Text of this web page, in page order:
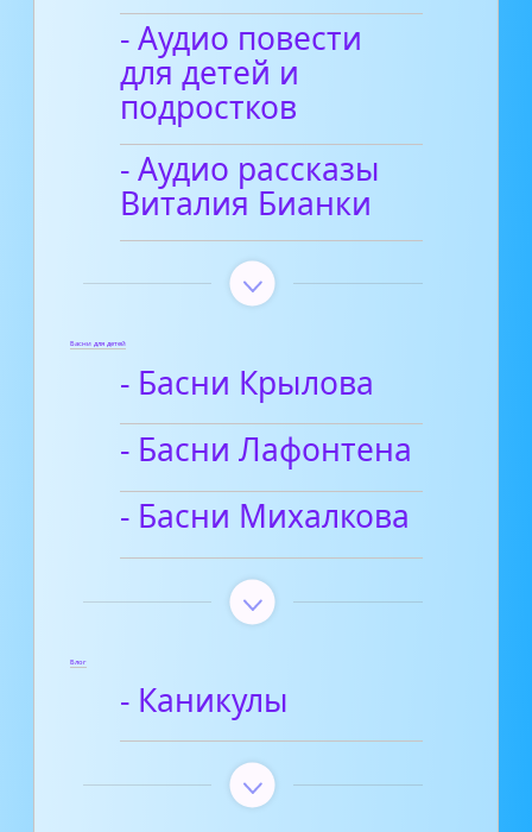
- Аудио повести
для детей и
подростков
- Аудио рассказы
Виталия Бианки
Басни для детей
- Басни Крылова
- Басни Лафонтена
- Басни Михалкова
Блог
- Каникулы